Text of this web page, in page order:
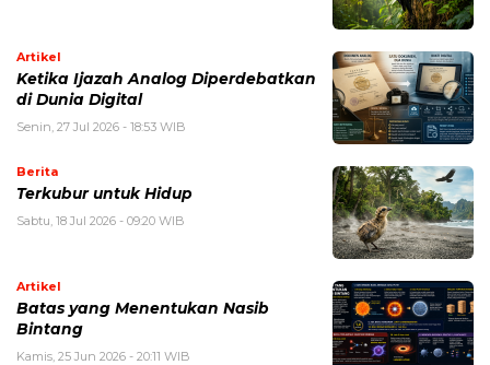
Artikel
Ketika Ijazah Analog Diperdebatkan
di Dunia Digital
Senin, 27 Jul 2026 - 18:53 WIB
Berita
Terkubur untuk Hidup
Sabtu, 18 Jul 2026 - 09:20 WIB
Artikel
Batas yang Menentukan Nasib
Bintang
Kamis, 25 Jun 2026 - 20:11 WIB